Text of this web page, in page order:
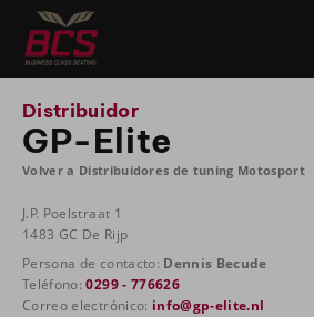
Distribuidor
GP-Elite
Volver a Distribuidores de tuning Motosport
J.P. Poelstraat 1
1483 GC De Rijp
Persona de contacto: Dennis Becude
Teléfono:0299 - 776626
Correo electrónico: info@gp-elite.nl